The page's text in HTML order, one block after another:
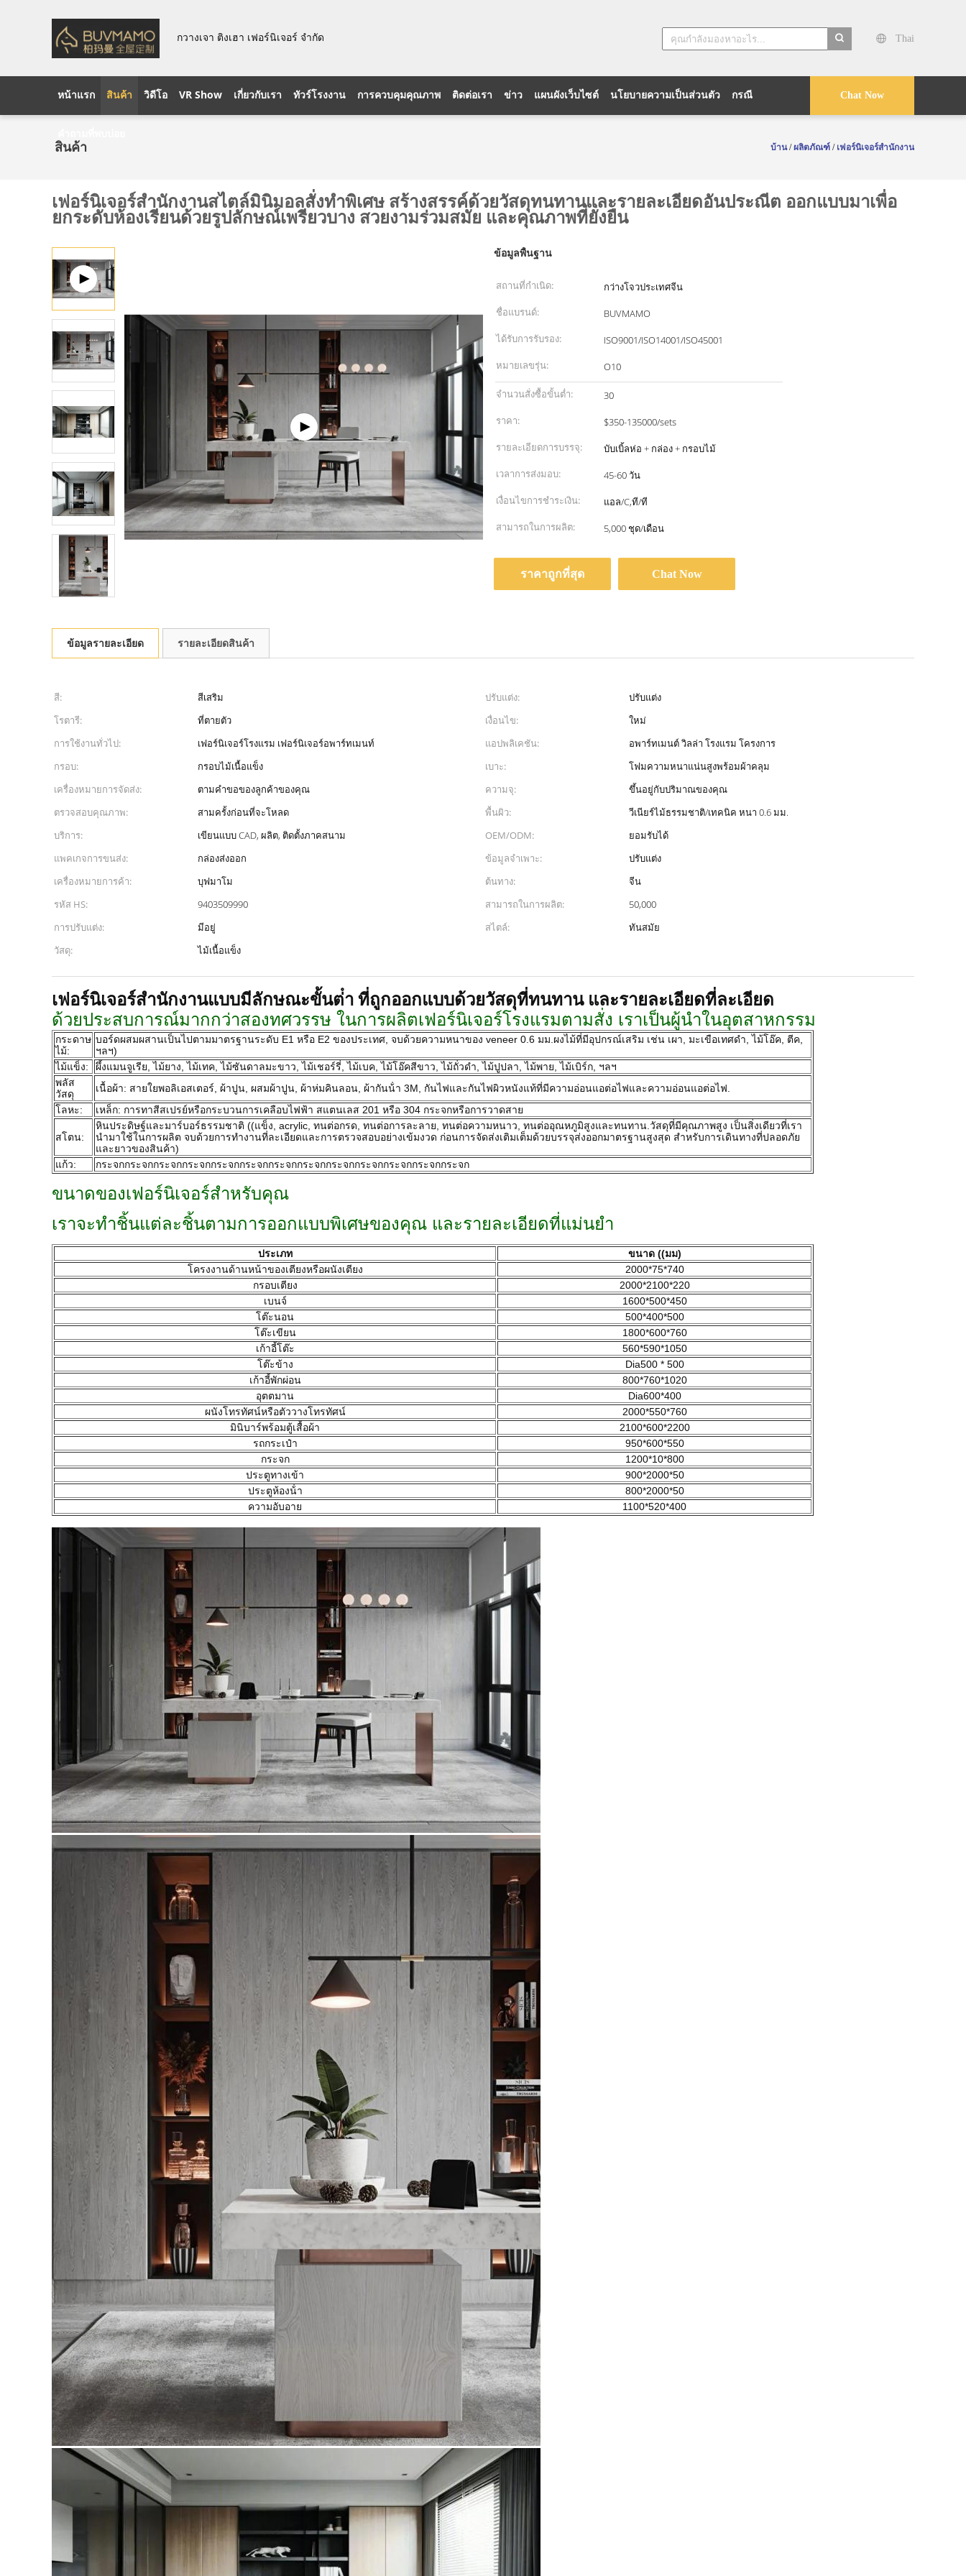
กวางเจา ติงเฮา เฟอร์นิเจอร์ จำกัด
Thai
Chat Now
หน้าแรก สินค้า วิดีโอ VR Show เกี่ยวกับเรา ทัวร์โรงงาน การควบคุมคุณภาพ ติดต่อเรา ข่าว แผนผังเว็บไซต์ นโยบายความเป็นส่วนตัว กรณี
สินค้า บ้าน /ผลิตภัณฑ์ / เฟอร์นิเจอร์สำนักงาน
เฟอร์นิเจอร์สำนักงานสไตล์มินิมอลสั่งทำพิเศษ สร้างสรรค์ด้วยวัสดุทนทานและรายละเอียดอันประณีต ออกแบบมาเพื่อ
ยกระดับห้องเรียนด้วยรูปลักษณ์เพรียวบาง สวยงามร่วมสมัย และคุณภาพที่ยั่งยืน
ข้อมูลพื้นฐาน
สถานที่กำเนิด:
กว่างโจวประเทศจีน
ชื่อแบรนด์:
BUVMAMO
ได้รับการรับรอง:
ISO9001/ISO14001/ISO45001
หมายเลขรุ่น:
O10
จำนวนสั่งซื้อขั้นต่ำ:
30
ราคา:
$350-135000/sets
รายละเอียดการบรรจุ:
บับเบิ้ลห่อ + กล่อง + กรอบไม้
เวลาการส่งมอบ:
45-60 วัน
เงื่อนไขการชำระเงิน:
แอล/C,ที/ที
สามารถในการผลิต:
5,000 ชุด/เดือน
ราคาถูกที่สุด Chat Now
ข้อมูลรายละเอียด รายละเอียดสินค้า
สี: สีเสริม ปรับแต่ง:
ปรับแต่ง
โรตารี:
ที่ตายตัว เงื่อนไข:
ใหม่
การใช้งานทั่วไป:
เฟอร์นิเจอร์โรงแรม เฟอร์นิเจอร์อพาร์ทเมนท์ แอปพลิเคชัน:
อพาร์ทเมนต์ วิลล่า โรงแรม โครงการ
กรอบ:
กรอบไม้เนื้อแข็ง เบาะ:
โฟมความหนาแน่นสูงพร้อมผ้าคลุม
เครื่องหมายการจัดส่ง:
ตามคำขอของลูกค้าของคุณ ความจุ:
ขึ้นอยู่กับปริมาณของคุณ
ตรวจสอบคุณภาพ:
สามครั้งก่อนที่จะโหลด พื้นผิว:
วีเนียร์ไม้ธรรมชาติ/เทคนิค หนา 0.6 มม.
บริการ:
เขียนแบบ CAD, ผลิต, ติดตั้งภาคสนาม OEM/ODM:
ยอมรับได้
แพคเกจการขนส่ง:
กล่องส่งออก ข้อมูลจำเพาะ:
ปรับแต่ง
เครื่องหมายการค้า:
บุฟมาโม ต้นทาง:
จีน
รหัส HS:
9403509990 สามารถในการผลิต:
50,000
การปรับแต่ง:
มีอยู่ สไตล์:
ทันสมัย
วัสดุ:
ไม้เนื้อแข็ง
เฟอร์นิเจอร์สํานักงานแบบมีลักษณะขั้นต่ํา ที่ถูกออกแบบด้วยวัสดุที่ทนทาน และรายละเอียดที่ละเอียด
ด้วยประสบการณ์มากกว่าสองทศวรรษ ในการผลิตเฟอร์นิเจอร์โรงแรมตามสั่ง เราเป็นผู้นําในอุตสาหกรรม
กระดาษ
ไม้:
บอร์ดผสมผสานเป็นไปตามมาตรฐานระดับ E1 หรือ E2 ของประเทศ, จบด้วยความหนาของ veneer 0.6 มม.ผงไม้ที่มีอุปกรณ์เสริม เช่น เผา, มะเขือเทศดํา, ไม้โอ๊ค, ตีค,
ฯลฯ)
ไม้แข็ง:
ผึ้งแมนจูเรีย, ไม้ยาง, ไม้เทค, ไม้ซันดาลมะขาว, ไม้เชอร์รี่, ไม้เบค, ไม้โอ๊คสีขาว, ไม้ถั่วดํา, ไม้ปูปลา, ไม้พาย, ไม้เบิร์ก, ฯลฯ
พลัส
วัสดุ
เนื้อผ้า: สายใยพอลิเอสเตอร์, ผ้าปูน, ผสมผ้าปูน, ผ้าห่มคินลอน, ผ้ากันน้ํา 3M, กันไฟและกันไฟผิวหนังแท้ที่มีความอ่อนแอต่อไฟและความอ่อนแอต่อไฟ.
โลหะ:
เหล็ก: การทาสีสเปรย์หรือกระบวนการเคลือบไฟฟ้า สแตนเลส 201 หรือ 304 กระจกหรือการวาดสาย
สโตน:
หินประดิษฐ์และมาร์บอร์ธรรมชาติ ((แข็ง, acrylic, ทนต่อกรด, ทนต่อการละลาย, ทนต่อความหนาว, ทนต่ออุณหภูมิสูงและทนทาน.วัสดุที่มีคุณภาพสูง เป็นสิ่งเดียวที่เรา
นํามาใช้ในการผลิต จบด้วยการทํางานที่ละเอียดและการตรวจสอบอย่างเข้มงวด ก่อนการจัดส่งเติมเต็มด้วยบรรจุส่งออกมาตรฐานสูงสุด สําหรับการเดินทางที่ปลอดภัย
และยาวของสินค้า)
แก้ว:
กระจกกระจกกระจกกระจกกระจกกระจกกระจกกระจกกระจกกระจกกระจกกระจกกระจก
ขนาดของเฟอร์นิเจอร์สําหรับคุณ
เราจะทําชิ้นแต่ละชิ้นตามการออกแบบพิเศษของคุณ และรายละเอียดที่แม่นยํา
ประเภท
ขนาด ((มม)
โครงงานด้านหน้าของเตียงหรือผนังเตียง
2000*75*740
กรอบเตียง
2000*2100*220
เบนจ์
1600*500*450
โต๊ะนอน
500*400*500
โต๊ะเขียน
1800*600*760
เก้าอี้โต๊ะ
560*590*1050
โต๊ะข้าง
Dia500 * 500
เก้าอี้พักผ่อน
800*760*1020
อุตตมาน
Dia600*400
ผนังโทรทัศน์หรือตัววางโทรทัศน์
2000*550*760
มินิบาร์พร้อมตู้เสื้อผ้า
2100*600*2200
รถกระเป๋า
950*600*550
กระจก
1200*10*800
ประตูทางเข้า
900*2000*50
ประตูห้องน้ํา
800*2000*50
ความอับอาย
1100*520*400